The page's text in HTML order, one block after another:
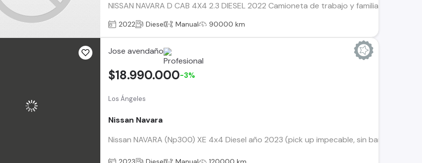
NISSAN NAVARA D CAB 4X4 2.3 DIESEL 2022 Camioneta de trabajo y familia en
2022 Diesel Manual 90000 km
Jose avendaño
Los Ángeles
Nissan Navara
Nissan NAVARA (Np300) XE 4x4 Diesel año 2023 (pick up impecable, sin barras
$18.990.000-3%